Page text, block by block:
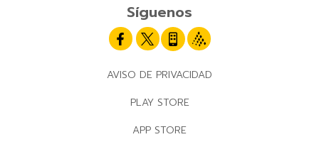
Síguenos
AVISO DE PRIVACIDAD
PLAY STORE
APP STORE